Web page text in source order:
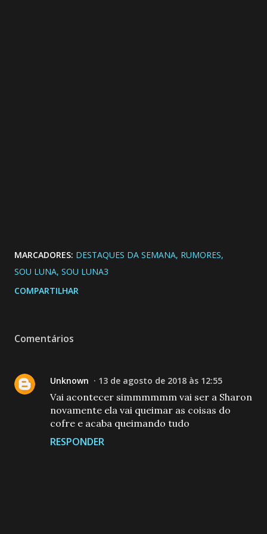
MARCADORES: DESTAQUES DA SEMANA RUMORES
SOU LUNA SOU LUNA3
COMPARTILHAR
Comentários
Unknown 13 de agosto de 2018 às 12:55
Vai acontecer simmmmmm vai ser a Sharon
novamente ela vai queimar as coisas do
cofre e acaba queimando tudo
RESPONDER